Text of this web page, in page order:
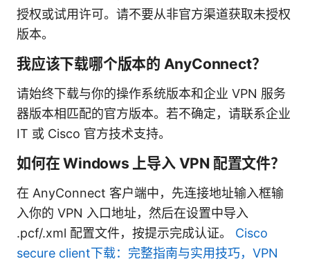
授权或试用许可。请不要从非官方渠道获取未授权
版本。
我应该下载哪个版本的 AnyConnect？
请始终下载与你的操作系统版本和企业 VPN 服务
器版本相匹配的官方版本。若不确定，请联系企业
IT 或 Cisco 官方技术支持。
如何在 Windows 上导入 VPN 配置文件？
在 AnyConnect 客户端中，先连接地址输入框输
入你的 VPN 入口地址，然后在设置中导入
.pcf/.xml 配置文件，按提示完成认证。 Cisco
secure client下载：完整指南与实用技巧，VPN